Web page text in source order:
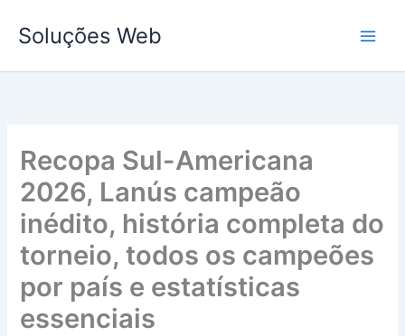
para
conteúdo
Soluções Web
Recopa Sul-Americana
2026, Lanús campeão
inédito, história completa do
torneio, todos os campeões
por país e estatísticas
essenciais